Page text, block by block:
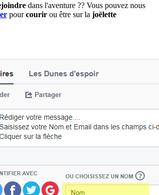
dans l'aventure ?? Vous pouvez nous
pourcourir ou être sur la joëlette